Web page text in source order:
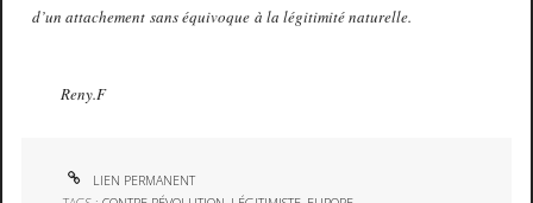
d’un attachement sans équivoque à la légitimité naturelle.
Reny.F
LIEN PERMANENT